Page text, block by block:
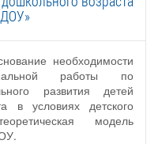
необходимости
работы по
развития детей
в условиях детского
модель